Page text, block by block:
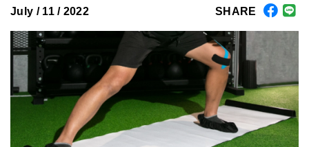
July / 11 / 2022 SHARE